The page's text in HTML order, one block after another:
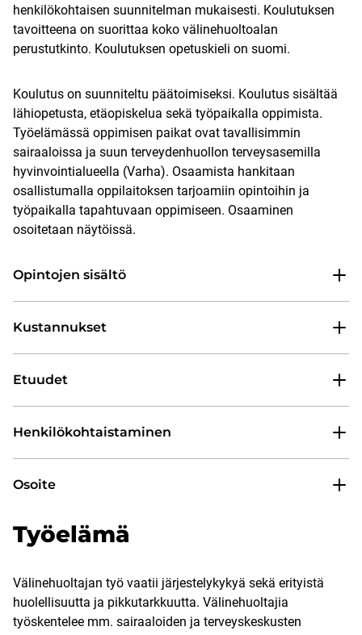
henkilökohtaisen suunnitelman mukaisesti. Koulutuksen
tavoitteena on suorittaa koko välinehuoltoalan
perustutkinto. Koulutuksen opetuskieli on suomi.
Koulutus on suunniteltu päätoimiseksi. Koulutus sisältää
lähiopetusta, etäopiskelua sekä työpaikalla oppimista.
Työelämässä oppimisen paikat ovat tavallisimmin
sairaaloissa ja suun terveydenhuollon terveysasemilla
hyvinvointialueella (Varha). Osaamista hankitaan
osallistumalla oppilaitoksen tarjoamiin opintoihin ja
työpaikalla tapahtuvaan oppimiseen. Osaaminen
osoitetaan näytöissä.
Opintojen sisältö
Kustannukset
Etuudet
Henkilökohtaistaminen
Osoite
Työelämä
Välinehuoltajan työ vaatii järjestelykykyä sekä erityistä
huolellisuutta ja pikkutarkkuutta. Välinehuoltajia
työskentelee mm. sairaaloiden ja terveyskeskusten